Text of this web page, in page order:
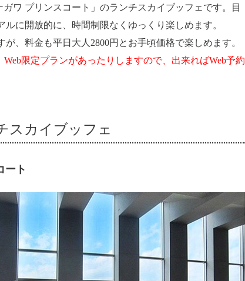
ワ プリンスコート」のランチスカイブッフェです。目
に開放的に、時間制限なくゆっくり楽しめます。
、料金も平日大人2800円とお手頃価格で楽しめます。
限定プランがあったりしますので、出来ればWeb予約
スカイブッフェ
ート